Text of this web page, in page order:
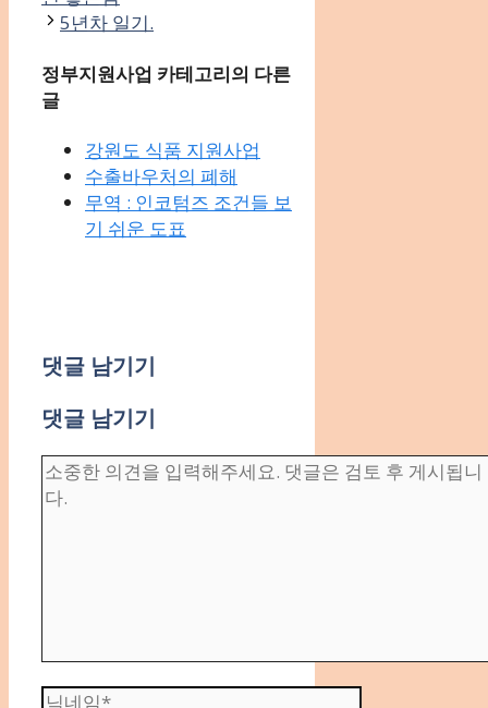
리
5년차 일기.
정부지원사업 카테고리의 다른
글
강원도 식품 지원사업
수출바우처의 폐해
무역 : 인코텀즈 조건들 보
기 쉬운 도표
댓글 남기기
댓글 남기기